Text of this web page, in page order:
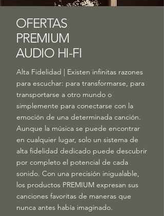
OFERTAS
PREMIUM
AUDIO HI-FI
Alta Fidelidad | Existen infinitas razones
para escuchar: para transformarse, para
transportarse a otro mundo o
simplemente para conectarse con la
emoción de una determinada canción.
Aunque la música se puede encontrar
en cualquier lugar, solo un sistema de
alta fidelidad dedicado puede descubrir
por completo el potencial de cada
sonido. Con una precisión inigualable,
los productos PREMIUM expresan sus
canciones favoritas de maneras que
nunca antes había imaginado.